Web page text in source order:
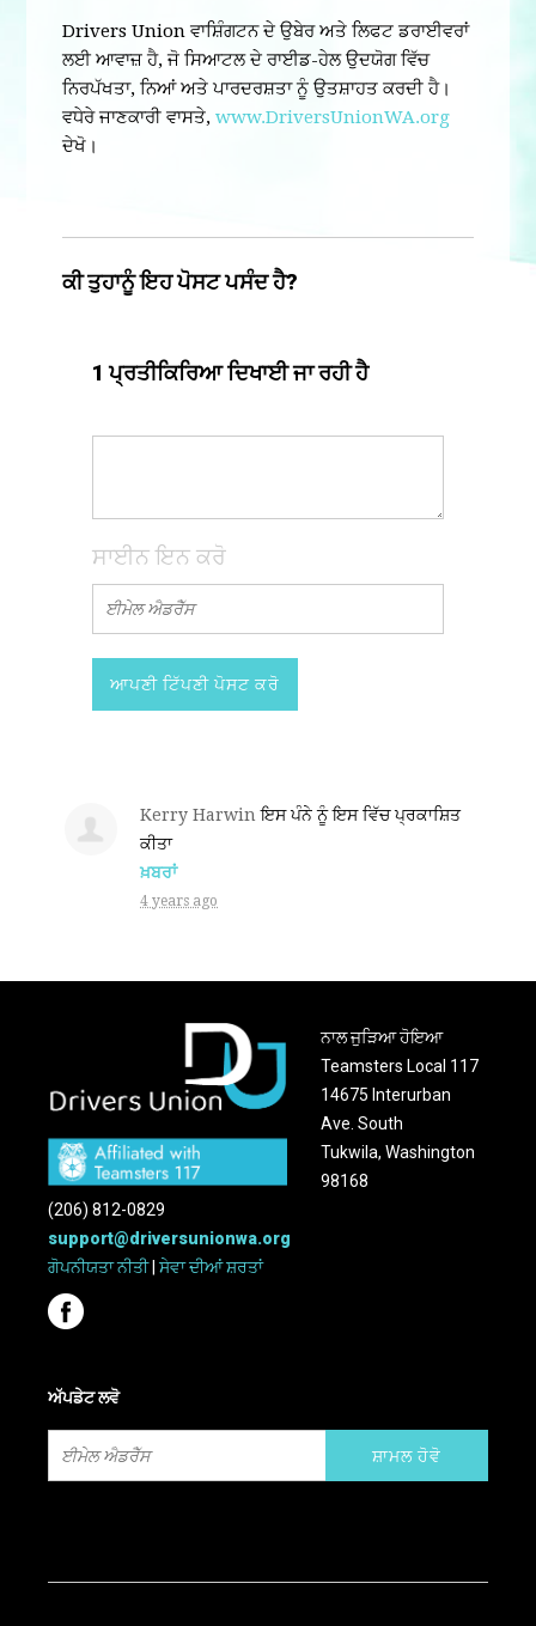
Drivers Union ਵਾਸ਼ਿੰਗਟਨ ਦੇ ਉਬੇਰ ਅਤੇ ਲਿਫਟ ਡਰਾਈਵਰਾਂ
ਲਈ ਆਵਾਜ਼ ਹੈ, ਜੋ ਸਿਆਟਲ ਦੇ ਰਾਈਡ-ਹੇਲ ਉਦਯੋਗ ਵਿੱਚ
ਨਿਰਪੱਖਤਾ, ਨਿਆਂ ਅਤੇ ਪਾਰਦਰਸ਼ਤਾ ਨੂੰ ਉਤਸ਼ਾਹਤ ਕਰਦੀ ਹੈ।
ਵਧੇਰੇ ਜਾਣਕਾਰੀ ਵਾਸਤੇ,www.DriversUnionWA.org
ਦੇਖੋ ।
ਕੀ ਤੁਹਾਨੂੰ ਇਹ ਪੋਸਟ ਪਸੰਦ ਹੈ?
1 ਪ੍ਰਤੀਕਿਰਿਆ ਦਿਖਾਈ ਜਾ ਰਹੀ ਹੈ
ਸਾਈਨ ਇਨ ਕਰੋ
Kerry Harwin ਇਸ ਪੰਨੇ ਨੂੰ ਇਸ ਵਿੱਚ ਪ੍ਰਕਾਸ਼ਿਤ
ਕੀਤਾ
ਖ਼ਬਰਾਂ
4 years ago
ਨਾਲ ਜੁੜਿਆ ਹੋਇਆ
Teamsters Local 117
14675 Interurban
Ave. South
Tukwila, Washington
98168
(206) 812-0829
support@driversunionwa.org
ਗੋਪਨੀਯਤਾ ਨੀਤੀ|ਸੇਵਾ ਦੀਆਂ ਸ਼ਰਤਾਂ
ਅੱਪਡੇਟ ਲਵੋ